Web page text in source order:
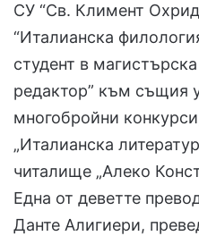
СУ “Св. Климент
“Италианска
студент в
редактор” към същия
многобройни
„Италианска
читалище „Алеко
Една от деветте
Данте Алигиери,